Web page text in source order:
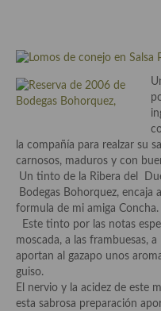
Cocina Oriental
Cocina Tailandesa
Cocina Japonesa
Cocina Vietnamita
Cocina camboyana
Cocina Coreana
Cocina HIndú
la compañía para realzar su
carnosos, maduros y con
Un tinto de la Ribera del
Bodegas Bohorquez, encaja
formula de mi amiga Concha.
Este tinto por las notas
moscada, a las frambuesas,
aportan al gazapo unos
guiso.
El nervio y la acidez de este
esta sabrosa preparación